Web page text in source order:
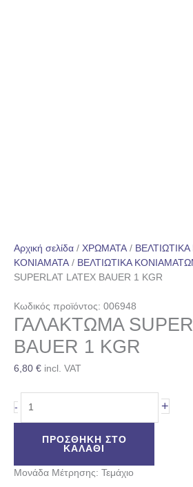
Αρχική σελίδα / ΧΡΩΜΑΤΑ / ΒΕΛΤΙΩΤΙΚΑ
ΚΟΝΙΑΜΑΤΑ / ΒΕΛΤΙΩΤΙΚΑ
SUPERLAT LATEX BAUER 1 KGR
Κωδικός προϊόντος: 006948
ΓΑΛΑΚΤΩΜΑ
BAUER 1 KGR
6,80 € incl. VAT
- +
ΠΡΟΣΘΉΚΗ ΣΤΟ
ΚΑΛΆΘΙ
Μονάδα Μέτρησης: Τεμάχιο